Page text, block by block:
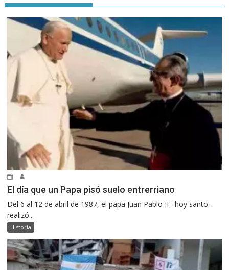
El día que un Papa pisó suelo entrerriano
Del 6 al 12 de abril de 1987, el papa Juan Pablo II –hoy santo–
realizó...
Historia